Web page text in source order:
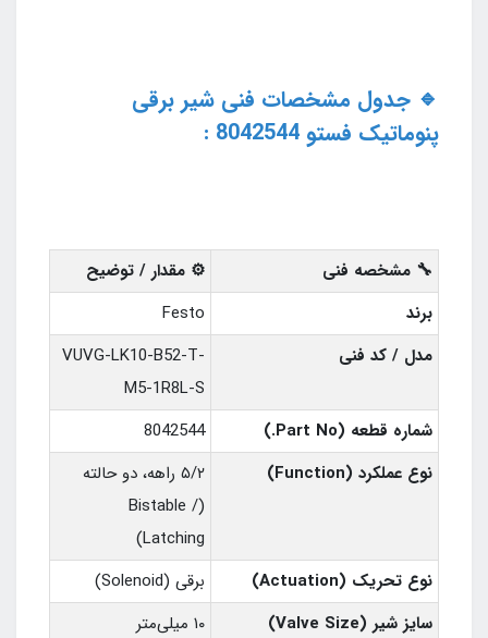
🔹 جدول مشخصات فنی شیر برقی
پنوماتیک فستو 8042544 :
🔧 مشخصه فنی
⚙️ مقدار / توضیح
برند
Festo
مدل / کد فنی
VUVG-LK10-B52-T-
M5-1R8L-S
شماره قطعه (Part No.)
8042544
نوع عملکرد (Function)
۵/۲ راهه، دو حالته
(Bistable /
Latching)
نوع تحریک (Actuation)
برقی (Solenoid)
سایز شیر (Valve Size)
۱۰ میلی‌متر